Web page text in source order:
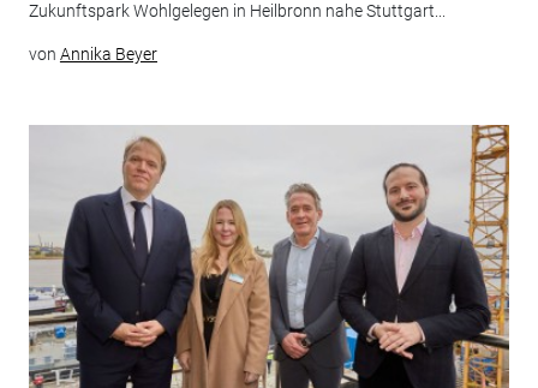
Zukunftspark Wohlgelegen in Heilbronn nahe Stuttgart...
von Annika Beyer